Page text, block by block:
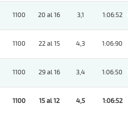
1100 20 al 16 3,1 1:06:52
1100 22 al 15 4,3 1:06:90
1100 29 al 16 3,4 1:06:50
1100 15 al 12 4,5 1:06:52